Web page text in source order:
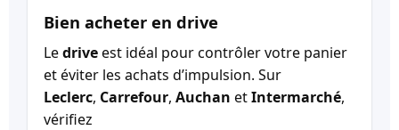
Bien acheter en drive
Ledriveest idéal pour contrôler votre panier
et éviter les achats d’impulsion. Sur
Leclerc, Carrefour, Auchan etIntermarché,
vérifiez